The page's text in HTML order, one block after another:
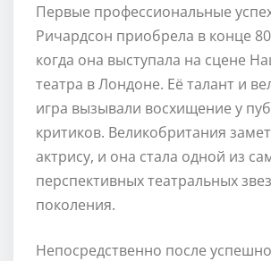
Первые профессиональные
Ричардсон приобрела в конце
когда она выступала на сцене
театра в Лондоне. Её талант и
игра вызывали восхищение у
критиков. Великобритания
актрису, и она стала одной из
перспективных театральных
поколения.
Непосредственно после